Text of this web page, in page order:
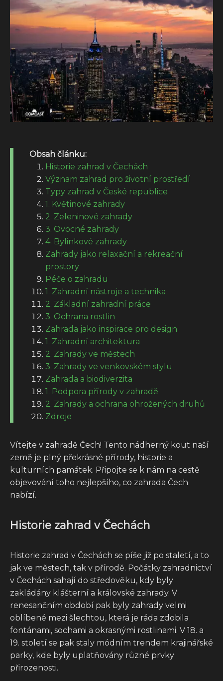
Obsah článku:
Historie zahrad v Čechách
Význam zahrad pro životní prostředí
Typy zahrad v České republice
1. Květinové zahrady
2. Zeleninové zahrady
3. Ovocné zahrady
4. Bylinkové zahrady
Zahrady jako relaxační a rekreační
prostory
Péče o zahradu
1. Zahradní nástroje a technika
2. Základní zahradní práce
3. Ochrana rostlin
Zahrada jako inspirace pro design
1. Zahradní architektura
2. Zahrady ve městech
3. Zahrady ve venkovském stylu
Zahrada a biodiverzita
1. Podpora přírody v zahradě
2. Zahrady a ochrana ohrožených druhů
Zdroje
Vítejte v zahradě Čech! Tento nádherný kout naší
země je plný překrásné přírody, historie a
kulturních památek. Připojte se k nám na cestě
objevování toho nejlepšího, co zahrada Čech
nabízí.
Historie zahrad v Čechách
Historie zahrad v Čechách se píše již po staletí, a to
jak ve městech, tak v přírodě. Počátky zahradnictví
v Čechách sahají do středověku, kdy byly
zakládány klášterní a královské zahrady. V
renesančním období pak byly zahrady velmi
oblíbené mezi šlechtou, která je ráda zdobila
fontánami, sochami a okrasnými rostlinami. V 18. a
19. století se pak staly módním trendem krajinářské
parky, kde byly uplatňovány různé prvky
přirozenosti.